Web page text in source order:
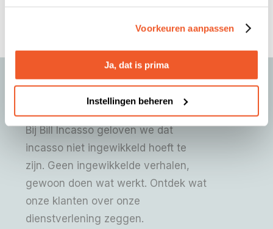
Voorkeuren aanpassen
Ja, dat is prima
Instellingen beheren
Wij zorgen dat u weer rustig
kunt slapen
Bij Bill Incasso geloven we dat
incasso niet ingewikkeld hoeft te
zijn. Geen ingewikkelde verhalen,
gewoon doen wat werkt. Ontdek wat
onze klanten over onze
dienstverlening zeggen.